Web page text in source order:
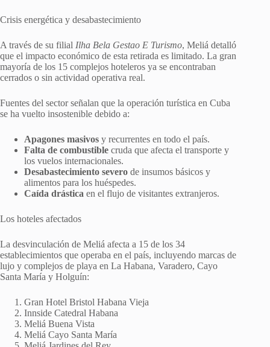
Crisis energética y desabastecimiento
A través de su filial Ilha Bela Gestao E Turismo, Meliá detalló
que el impacto económico de esta retirada es limitado. La gran
mayoría de los 15 complejos hoteleros ya se encontraban
cerrados o sin actividad operativa real.
Fuentes del sector señalan que la operación turística en Cuba
se ha vuelto insostenible debido a:
Apagones masivos y recurrentes en todo el país.
Falta de combustible cruda que afecta el transporte y
los vuelos internacionales.
Desabastecimiento severo de insumos básicos y
alimentos para los huéspedes.
Caída drástica en el flujo de visitantes extranjeros.
Los hoteles afectados
La desvinculación de Meliá afecta a 15 de los 34
establecimientos que operaba en el país, incluyendo marcas de
lujo y complejos de playa en La Habana, Varadero, Cayo
Santa María y Holguín:
Gran Hotel Bristol Habana Vieja
Innside Catedral Habana
Meliá Buena Vista
Meliá Cayo Santa María